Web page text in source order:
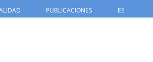
PUBLICACIONES ES